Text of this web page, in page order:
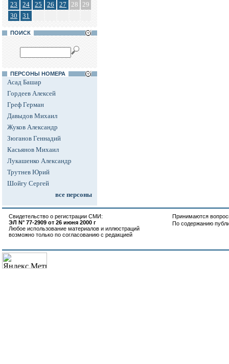
23
24 25 26 27 28 29
30
31
ПОИСК
ПЕРСОНЫ НОМЕРА
Асад Башар
Гордеев Алексей
Греф Герман
Давыдов Михаил
Жуков Александр
Зюганов Геннадий
Касьянов Михаил
Лукашенко Александр
Трутнев Юрий
Шойгу Сергей
все персоны
Свидетельство о регистрации СМИ:
ЭЛ N° 77-2909 от 26 июня 2000 г
Любое использование материалов и иллюстраций
возможно только по согласованию с редакцией
Принимаются
По содержанию